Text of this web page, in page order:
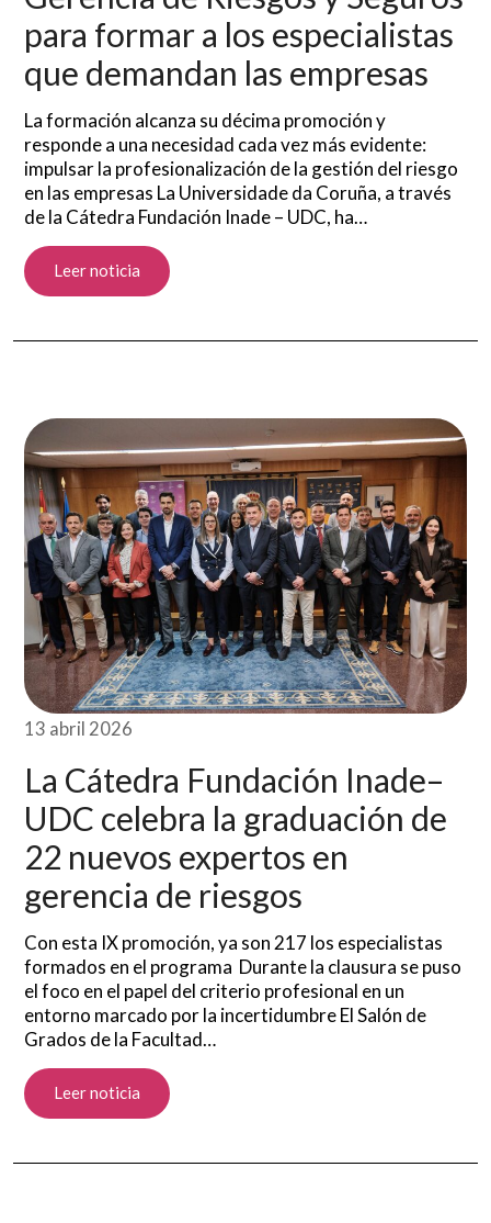
para formar a los especialistas
que demandan las empresas
La formación alcanza su décima promoción y
responde a una necesidad cada vez más evidente:
impulsar la profesionalización de la gestión del riesgo
en las empresas La Universidade da Coruña, a través
de la Cátedra Fundación Inade – UDC, ha…
Leer noticia
13 abril 2026
La Cátedra Fundación Inade–
UDC celebra la graduación de
22 nuevos expertos en
gerencia de riesgos
Con esta IX promoción, ya son 217 los especialistas
formados en el programa Durante la clausura se puso
el foco en el papel del criterio profesional en un
entorno marcado por la incertidumbre El Salón de
Grados de la Facultad…
Leer noticia